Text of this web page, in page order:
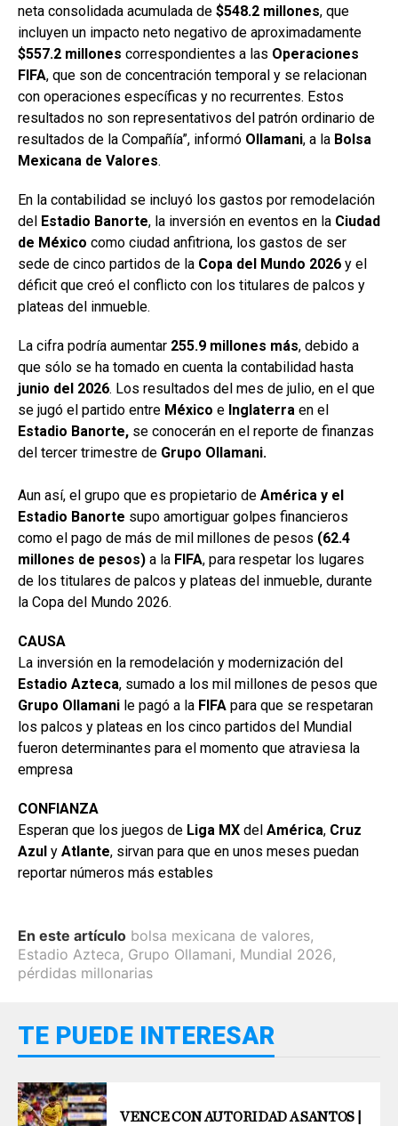
neta consolidada acumulada de $548.2 millones, que
incluyen un impacto neto negativo de aproximadamente
$557.2 millones correspondientes a las Operaciones
FIFA, que son de concentración temporal y se relacionan
con operaciones específicas y no recurrentes. Estos
resultados no son representativos del patrón ordinario de
resultados de la Compañía”, informó Ollamani, a la Bolsa
Mexicana de Valores.
En la contabilidad se incluyó los gastos por remodelación
del Estadio Banorte, la inversión en eventos en la Ciudad
de México como ciudad anfitriona, los gastos de ser
sede de cinco partidos de la Copa del Mundo 2026 y el
déficit que creó el conflicto con los titulares de palcos y
plateas del inmueble.
La cifra podría aumentar 255.9 millones más, debido a
que sólo se ha tomado en cuenta la contabilidad hasta
junio del 2026. Los resultados del mes de julio, en el que
se jugó el partido entre México e Inglaterra en el
Estadio Banorte, se conocerán en el reporte de finanzas
del tercer trimestre de Grupo Ollamani.
Aun así, el grupo que es propietario de América y el
Estadio Banorte supo amortiguar golpes financieros
como el pago de más de mil millones de pesos (62.4
millones de pesos) a la FIFA, para respetar los lugares
de los titulares de palcos y plateas del inmueble, durante
la Copa del Mundo 2026.
CAUSA
La inversión en la remodelación y modernización del
Estadio Azteca, sumado a los mil millones de pesos que
Grupo Ollamani le pagó a la FIFA para que se respetaran
los palcos y plateas en los cinco partidos del Mundial
fueron determinantes para el momento que atraviesa la
empresa
CONFIANZA
Esperan que los juegos de Liga MX del América, Cruz
Azul y Atlante, sirvan para que en unos meses puedan
reportar números más estables
En este artículo bolsa mexicana de valores,
Estadio Azteca, Grupo Ollamani, Mundial 2026,
pérdidas millonarias
TE PUEDE INTERESAR
VENCE CON AUTORIDAD A SANTOS |